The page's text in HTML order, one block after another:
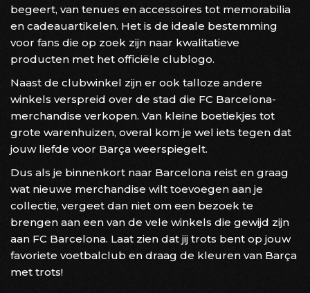
begeert, van tenues en accessoires tot memorabilia
en cadeauartikelen. Het is de ideale bestemming
voor fans die op zoek zijn naar kwalitatieve
producten met het officiële clublogo.
Naast de clubwinkel zijn er ook talloze andere
winkels verspreid over de stad die FC Barcelona-
merchandise verkopen. Van kleine boetiekjes tot
grote warenhuizen, overal kom je wel iets tegen dat
jouw liefde voor Barça weerspiegelt.
Dus als je binnenkort naar Barcelona reist en graag
wat nieuwe merchandise wilt toevoegen aan je
collectie, vergeet dan niet om een bezoek te
brengen aan een van de vele winkels die gewijd zijn
aan FC Barcelona. Laat zien dat jij trots bent op jouw
favoriete voetbalclub en draag de kleuren van Barça
met trots!